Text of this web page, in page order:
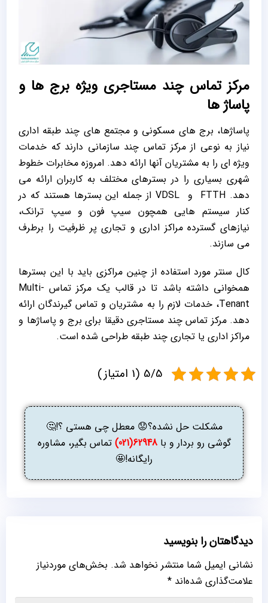
مرکز تماس چند مستاجری ویژه برج ها و
پاساژ ها
پاساژها، برج های مسکونی و مجتمع های چند طبقه اداری
نیاز به نوعی از مرکز تماس چند سازمانی دارند که خدمات
ویژه ای را به مشتریان آنها ارائه دهد. امروزه مخابرات خطوط
شهری بسیاری را در بسترهای مختلف به کاربران ارائه می
دهد. FTTH و VDSL از جمله این بسترها هستند که در
کنار سیستم هایی همچون سیپ فون و سیپ ترانک،
نیازهای گسترده مراکز اداری و تجاری پر ظرفیت را برطرف
می سازند.
کال سنتر مورد استفاده از چنین مراکزی باید با این بسترها
همخوانی داشته باشد تا در قالب یک مرکز تماس Multi-
Tenant، خدمات لازم را به مشتریان و تماس گیرندگان ارائه
دهد. مرکز تماس چند مستاجری دقیقا برای برج و پاساژها و
مراکز اداری یا تجاری چند طبقه طراحی شده است.
5/5 (1 امتیاز)
مشکلت حل نشده؟😟 معطل چی هستی ؟!🤔
گوشی رو بردار و با62948(021)
تماس بگیر، مشاوره
رایگانه!🤩
دیدگاهتان را بنویسید
نشانی ایمیل شما منتشر نخواهد شد. بخش‌های موردنیاز
علامت‌گذاری شده‌اند *